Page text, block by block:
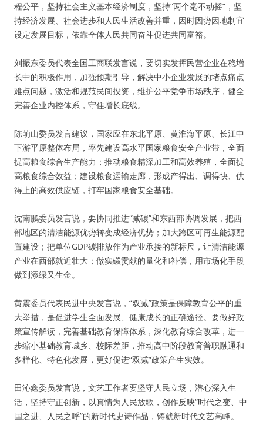
程公平，坚持社会主义基本经济制度，坚持“两个毫不动摇”，坚
持经济发展、社会进步和人民生活改善并重，因时因势因地制宜
设定发展目标，依靠全体人民共同奋斗促进共同富裕。
刘振东委员代表全国工商联发言说，要切实发挥民营企业在稳增
长中的积极作用，加强预期引导，解决中小企业发展的堵点痛点
难点问题，激活和规范民间投资，维护公平竞争市场秩序，健全
完善企业内控体系，守住增长底线。
陈萌山委员发言建议，国家应在东北平原、黄淮海平原、长江中
下游平原整体布局，率先建设高水平国家粮食安全产业带，全面
提高粮食综合生产能力；推动粮食精深加工和高效养殖，全面提
高粮食综合效益；建设粮食运输走廊，形成产得出、调得快、供
得上的高效供应链，打牢国家粮食安全基础。
沈南鹏委员发言说，要协同推进“减碳”和东西部协调发展，把西
部地区的清洁能源优势转变成经济优势；加大跨区可再生能源配
置建设；把单位GDP碳排放作为产业承接的新标尺，让清洁能源
产业在西部就近壮大；做实碳贡献的量化和补偿，用市场化手段
做到添绿又生金。
黄震委员代表民进中央发言说，“双减”政策是保障教育公平的重
大举措，是促进学生全面发展、健康成长的正确途径。要做好政
策宣传解读，完善基础教育保障体系，深化教育综合改革，进一
步缩小基础教育城乡、校际差距，推动高中阶段教育普职融通和
多样化、特色化发展，更好促进“双减”政策产生实效。
田沁鑫委员发言说，文艺工作者要坚守人民立场，潜心深入生
活，坚持守正创新，以真情为人民放歌，创作反映“时代之变、中
国之进、人民之呼”的新时代史诗作品，铸就新时代文艺高峰。